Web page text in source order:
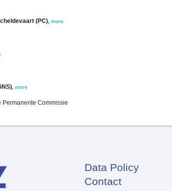
(PC) ,more
,more
Commissie
Footer
Data Policy
Contact